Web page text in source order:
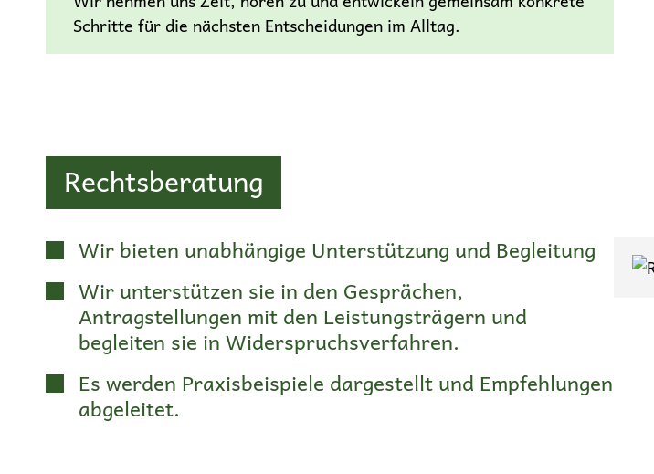
Schritte für die nächsten Entscheidungen im Alltag.
Rechtsberatung
Wir bieten unabhängige Unterstützung und Begleitung
Wir unterstützen sie in den Gesprächen,
Antragstellungen mit den Leistungsträgern und
begleiten sie in Widerspruchsverfahren.
Es werden Praxisbeispiele dargestellt und Empfehlungen
abgeleitet.